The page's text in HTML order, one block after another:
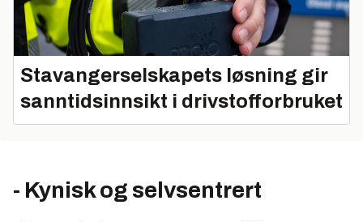
Stavangerselskapets løsning gir
sanntidsinnsikt i drivstofforbruket
- Kynisk og selvsentrert